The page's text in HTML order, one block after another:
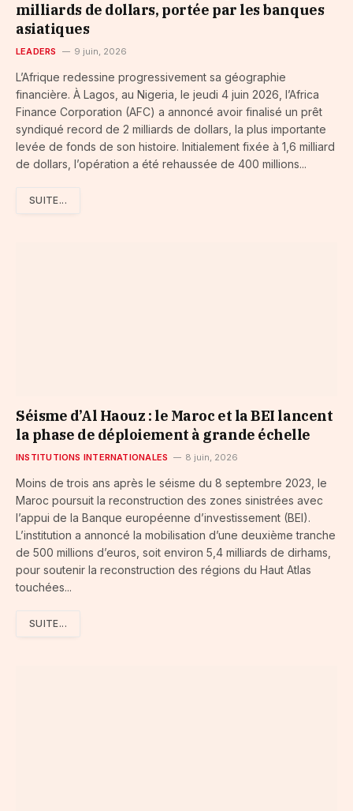
milliards de dollars, portée par les banques
asiatiques
LEADERS 9 juin, 2026
L’Afrique redessine progressivement sa géographie
financière. À Lagos, au Nigeria, le jeudi 4 juin 2026, l’Africa
Finance Corporation (AFC) a annoncé avoir finalisé un prêt
syndiqué record de 2 milliards de dollars, la plus importante
levée de fonds de son histoire. Initialement fixée à 1,6 milliard
de dollars, l’opération a été rehaussée de 400 millions...
SUITE...
Séisme d’Al Haouz : le Maroc et la BEI lancent
la phase de déploiement à grande échelle
INSTITUTIONS INTERNATIONALES 8 juin, 2026
Moins de trois ans après le séisme du 8 septembre 2023, le
Maroc poursuit la reconstruction des zones sinistrées avec
l’appui de la Banque européenne d’investissement (BEI).
L’institution a annoncé la mobilisation d’une deuxième tranche
de 500 millions d’euros, soit environ 5,4 milliards de dirhams,
pour soutenir la reconstruction des régions du Haut Atlas
touchées...
SUITE...